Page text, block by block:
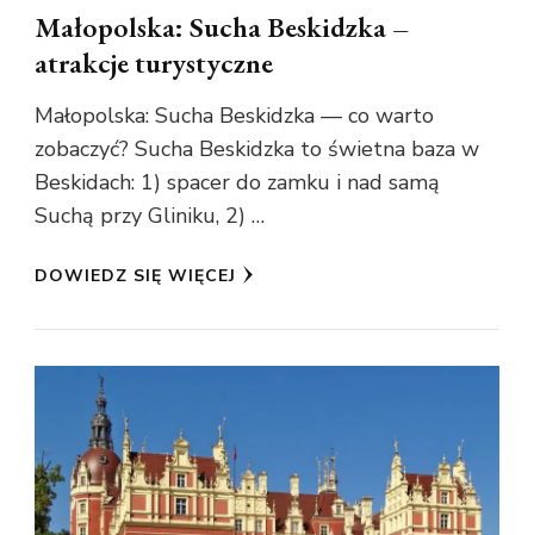
Małopolska: Sucha Beskidzka –
atrakcje turystyczne
Małopolska: Sucha Beskidzka — co warto
zobaczyć? Sucha Beskidzka to świetna baza w
Beskidach: 1) spacer do zamku i nad samą
Suchą przy Gliniku, 2) …
DOWIEDZ SIĘ WIĘCEJ